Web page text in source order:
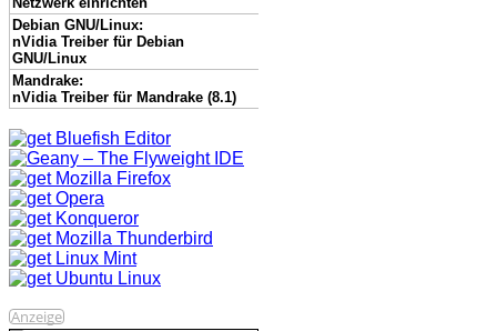
Debian GNU/Linux:
nVidia Treiber für Debian
GNU/Linux
Mandrake:
nVidia Treiber für Mandrake (8.1)
Anzeige